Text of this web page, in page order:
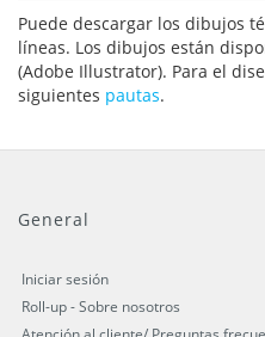
Puede descargar los dibujos
líneas. Los dibujos están
(Adobe Illustrator). Para el
siguientes pautas.
General
Iniciar sesión
Roll-up - Sobre nosotros